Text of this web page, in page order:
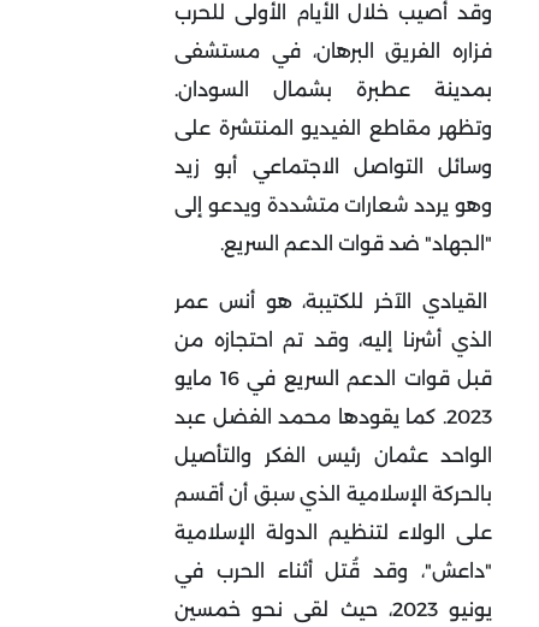
وقد أصيب خلال الأيام الأولى للحرب
فزاره الفريق البرهان، في مستشفى
بمدينة عطبرة بشمال السودان.
وتظهر مقاطع الفيديو المنتشرة على
وسائل التواصل الاجتماعي أبو زيد
وهو يردد شعارات متشددة ويدعو إلى
"الجهاد" ضد قوات الدعم السريع.
القيادي الآخر للكتيبة، هو أنس عمر
الذي أشرنا إليه، وقد تم احتجازه من
قبل قوات الدعم السريع في 16 مايو
2023. كما يقودها محمد الفضل عبد
الواحد عثمان رئيس الفكر والتأصيل
بالحركة الإسلامية الذي سبق أن أقسم
على الولاء لتنظيم الدولة الإسلامية
"داعش"، وقد قُتل أثناء الحرب في
يونيو 2023، حيث لقى نحو خمسين